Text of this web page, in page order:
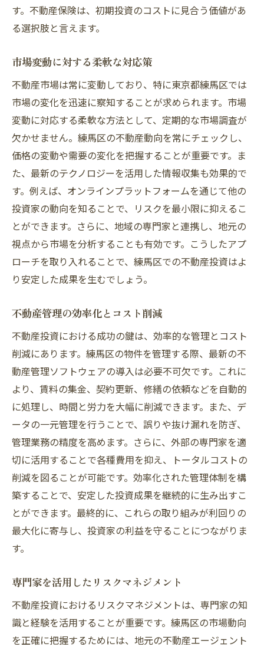
す。不動産保険は、初期投資のコストに見合う価値があ
る選択肢と言えます。
市場変動に対する柔軟な対応策
不動産市場は常に変動しており、特に東京都練馬区では
市場の変化を迅速に察知することが求められます。市場
変動に対応する柔軟な方法として、定期的な市場調査が
欠かせません。練馬区の不動産動向を常にチェックし、
価格の変動や需要の変化を把握することが重要です。ま
た、最新のテクノロジーを活用した情報収集も効果的で
す。例えば、オンラインプラットフォームを通じて他の
投資家の動向を知ることで、リスクを最小限に抑えるこ
とができます。さらに、地域の専門家と連携し、地元の
視点から市場を分析することも有効です。こうしたアプ
ローチを取り入れることで、練馬区での不動産投資はよ
り安定した成果を生むでしょう。
不動産管理の効率化とコスト削減
不動産投資における成功の鍵は、効率的な管理とコスト
削減にあります。練馬区の物件を管理する際、最新の不
動産管理ソフトウェアの導入は必要不可欠です。これに
より、賃料の集金、契約更新、修繕の依頼などを自動的
に処理し、時間と労力を大幅に削減できます。また、デ
ータの一元管理を行うことで、誤りや抜け漏れを防ぎ、
管理業務の精度を高めます。さらに、外部の専門家を適
切に活用することで各種費用を抑え、トータルコストの
削減を図ることが可能です。効率化された管理体制を構
築することで、安定した投資成果を継続的に生み出すこ
とができます。最終的に、これらの取り組みが利回りの
最大化に寄与し、投資家の利益を守ることにつながりま
す。
専門家を活用したリスクマネジメント
不動産投資におけるリスクマネジメントは、専門家の知
識と経験を活用することが重要です。練馬区の市場動向
を正確に把握するためには、地元の不動産エージェント